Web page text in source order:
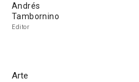
Andrés
Tambornino
Editor
Arte